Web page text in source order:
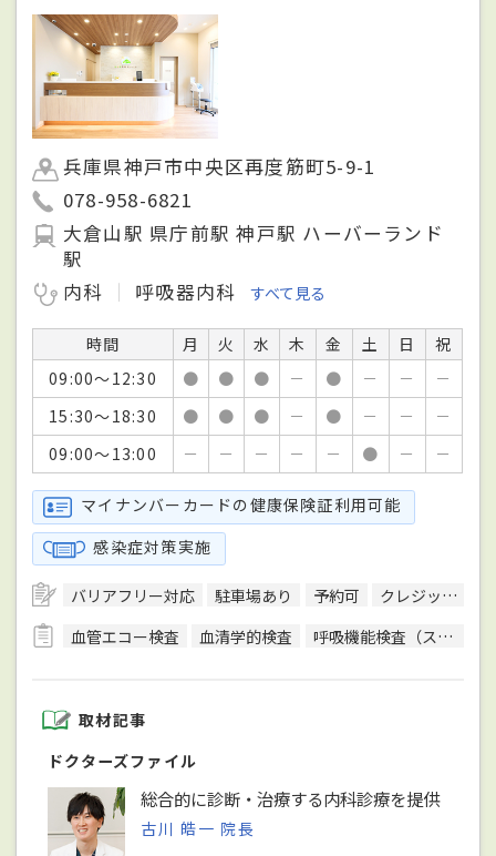
兵庫県神戸市中央区再度筋町5-9-1
078-958-6821
大倉山駅 県庁前駅 神戸駅 ハーバーランド
駅
内科
呼吸器内科 すべて見る
時間 月 火 水 木 金 土 日
祝
09:00～12:30
● ● ● － ● － －
－
15:30～18:30
● ● ● － ● － －
－
09:00～13:00
－ － － － － ● － －
マイナンバーカードの健康保険証利用可能
感染症対策実施
バリアフリー対応 駐車場あり 予約可
クレジットカード対応
血管エコー検査
血清学的検査 呼吸機能検査（スパイロメトリー）
取材記事
ドクターズファイル
総合的に診断・治療する内科診療を提供
古川 皓一 院長